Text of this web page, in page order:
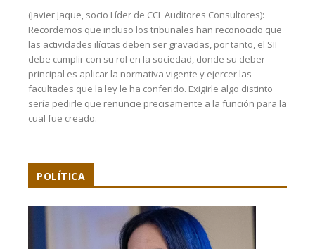
(Javier Jaque, socio Líder de CCL Auditores Consultores):
Recordemos que incluso los tribunales han reconocido que
las actividades ilícitas deben ser gravadas, por tanto, el SII
debe cumplir con su rol en la sociedad, donde su deber
principal es aplicar la normativa vigente y ejercer las
facultades que la ley le ha conferido. Exigirle algo distinto
sería pedirle que renuncie precisamente a la función para la
cual fue creado.
POLÍTICA